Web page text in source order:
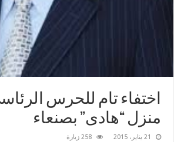
اختفاء تام للحرس
منزل “هادى” بصنعاء
21 يناير، 2015 258 زيارة